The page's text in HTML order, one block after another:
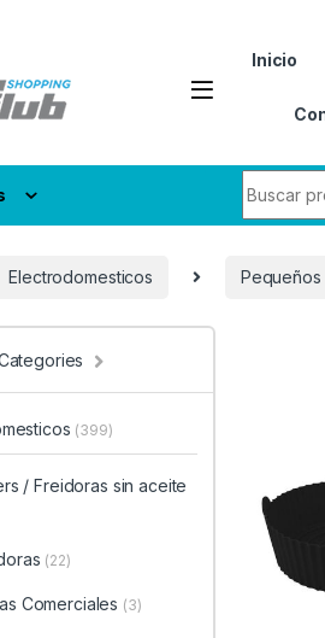
Inicio
Electrodomesticos
(399)
/ Freidoras sin aceite
(22)
Comerciales (3)